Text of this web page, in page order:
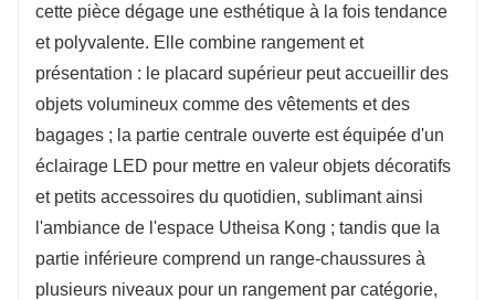
éclairage par bande LED pour rehausser
l'ambiance de l'espace.
5. Équipé de range-chaussures à plusieurs
niveaux pour un rangement catégorisé des
différents types de chaussures, assurant un
accès facile.
6. Tout en répondant à des besoins pratiques, il
ajoute également une touche esthétique et de
la texture à l'entrée.
cette pièce dégage une esthétique à la fois tendance
et polyvalente. Elle combine rangement et
présentation : le placard supérieur peut accueillir des
objets volumineux comme des vêtements et des
bagages ; la partie centrale ouverte est équipée d'un
éclairage LED pour mettre en valeur objets décoratifs
et petits accessoires du quotidien, sublimant ainsi
l'ambiance de l'espace Utheisa Kong ; tandis que la
partie inférieure comprend un range-chaussures à
plusieurs niveaux pour un rangement par catégorie,